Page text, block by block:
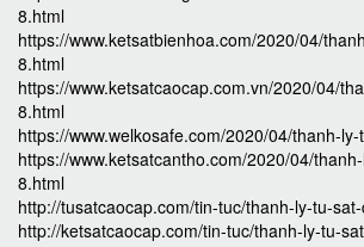
8.html
https://www.ketsatbienhoa.com/2020/04/
8.html
https://www.ketsatcaocap.com.vn/2020/04/
8.html
https://www.welkosafe.com/2020/04/thanh-
https://www.ketsatcantho.com/2020/04/
8.html
http://tusatcaocap.com/tin-tuc/thanh-ly-tu-
http://ketsatcaocap.com/tin-tuc/thanh-ly-tu-